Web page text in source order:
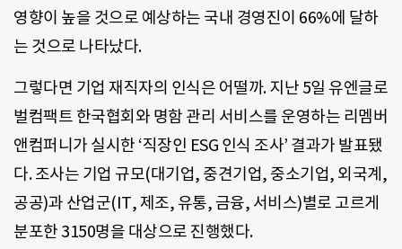
영향이 높을 것으로 예상하는 국내 경영진이 66%에 달하
는 것으로 나타났다.
그렇다면 기업 재직자의 인식은 어떨까. 지난 5일 유엔글로
벌컴팩트 한국협회와 명함 관리 서비스를 운영하는 리멤버
앤컴퍼니가 실시한 ‘직장인 ESG 인식 조사’ 결과가 발표됐
다. 조사는 기업 규모(대기업, 중견기업, 중소기업, 외국계,
공공)과 산업군(IT, 제조, 유통, 금융, 서비스)별로 고르게
분포한 3150명을 대상으로 진행했다.